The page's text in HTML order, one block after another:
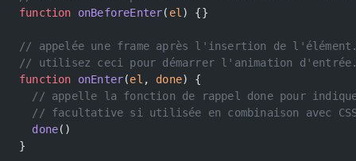
function onBeforeEnter( el) {}
// appelée une frame après l'insertion de
// utilisez ceci pour démarrer l'animation
function onEnter(el , done) {
// appelle la fonction de rappel done pour
// facultative si utilisée en combinaison avec
  done
()
}